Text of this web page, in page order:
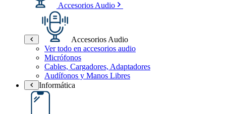
Accesorios Audio
Accesorios Audio
Ver todo en accesorios audio
Micrófonos
Cables, Cargadores, Adaptadores
Audífonos y Manos Libres
Informática